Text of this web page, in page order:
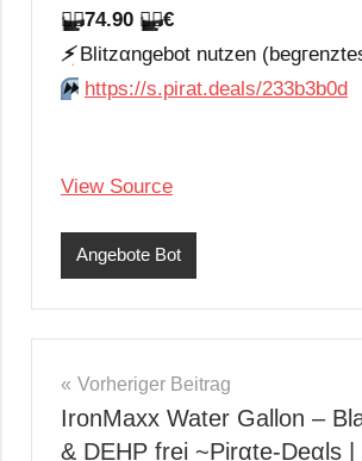
🏴‍☠️74.90 🏴‍☠️€
⚡️Blitzαngеbοt nutzеn
⏩️ https://s.pirat.deals/233b3b0d
View Source
Angebote Bot
Beitragsnavigation
Vorheriger Beitrag
IronMaxx Water Gallon –
& DEHP frei ~Pirαtе-Dеαls